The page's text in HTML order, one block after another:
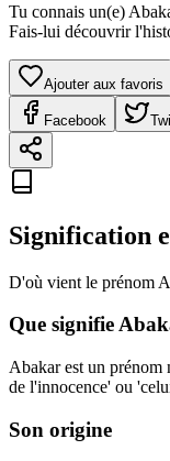
Tu connais un(e)
Fais-lui découvrir
Ajouter aux favoris
Facebook
Signification
D'où vient le prénom
Que signifie
Abakar est un prénom
de l'innocence' ou
Son origine